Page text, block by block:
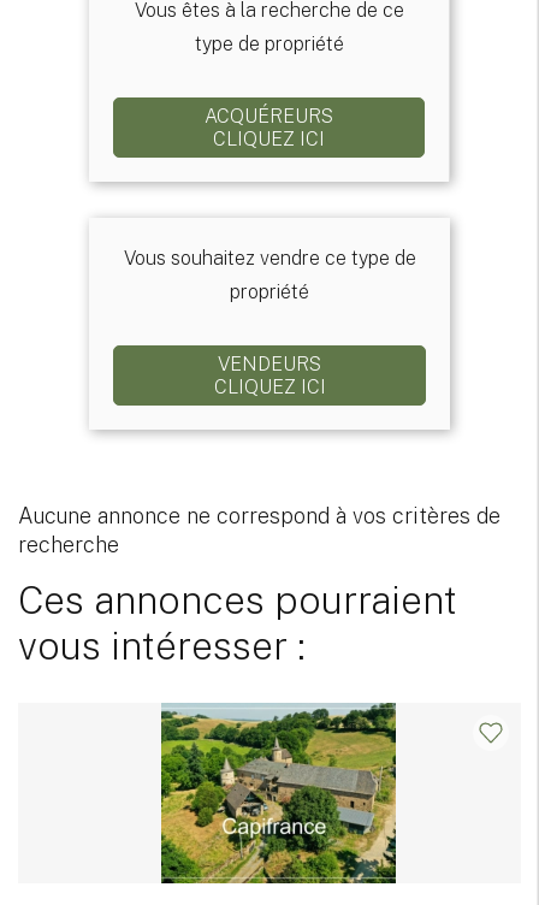
Vous êtes à la recherche de ce
type de propriété
ACQUÉREURS
CLIQUEZ ICI
Vous souhaitez vendre ce type de
propriété
VENDEURS
CLIQUEZ ICI
Aucune annonce ne correspond à vos critères de
recherche
Ces annonces pourraient
vous intéresser :